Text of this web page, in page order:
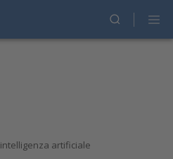
intelligenza artificiale